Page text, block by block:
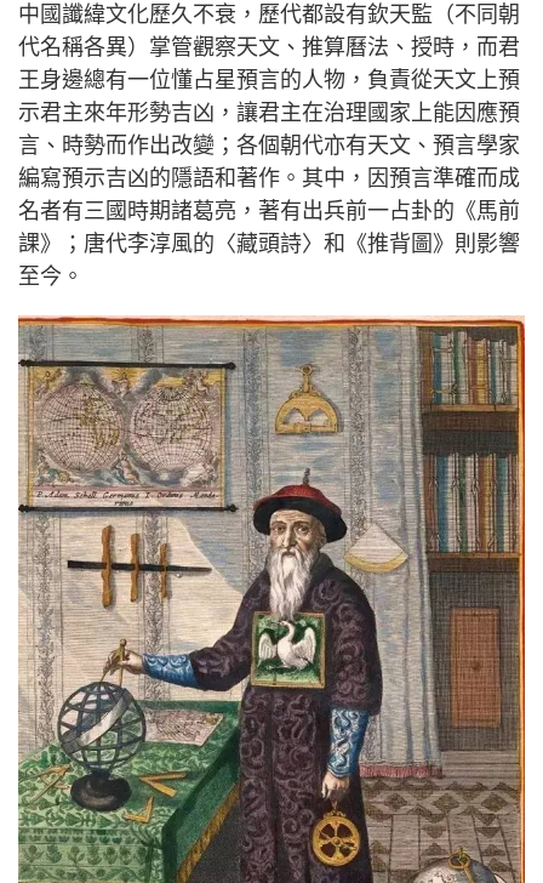
中國讖緯文化歷久不衰，歷代都設有欽天監（不同朝
代名稱各異）掌管觀察天文、推算曆法、授時，而君
王身邊總有一位懂占星預言的人物，負責從天文上預
示君主來年形勢吉凶，讓君主在治理國家上能因應預
言、時勢而作出改變；各個朝代亦有天文、預言學家
編寫預示吉凶的隱語和著作。其中，因預言準確而成
名者有三國時期諸葛亮，著有出兵前一占卦的《馬前
課》；唐代李淳風的〈藏頭詩〉和《推背圖》則影響
至今。